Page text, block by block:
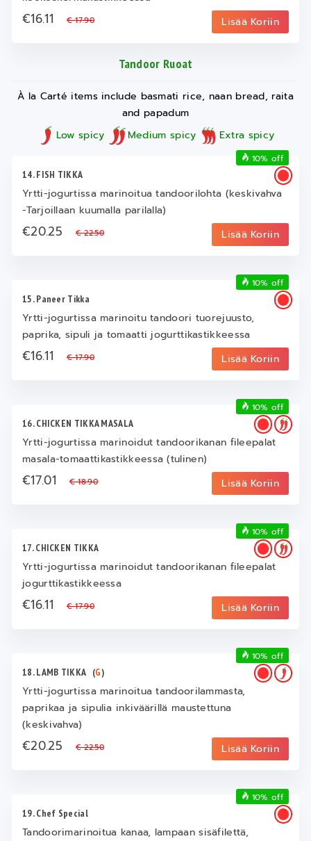
€16.11€ 17.90 Lisää Koriin
Tandoor Ruoat
À la Carté items include basmati rice, naan bread, raita
and papadum
Low spicy
Medium spicy Extra spicy
14. FISH TIKKA
Yrtti-jogurtissa marinoitua tandoorilohta (keskivahva
-Tarjoillaan kuumalla parilalla)
€20.25€ 22.50 Lisää Koriin
10% off
15. Paneer Tikka
Yrtti-jogurtissa marinoitu tandoori tuorejuusto,
paprika, sipuli ja tomaatti jogurttikastikkeessa
€16.11€ 17.90 Lisää Koriin
10% off
16. CHICKEN TIKKA MASALA
Yrtti-jogurtissa marinoidut tandoorikanan fileepalat
masala-tomaattikastikkeessa (tulinen)
€17.01€ 18.90 Lisää Koriin
10% off
17. CHICKEN TIKKA
Yrtti-jogurtissa marinoidut tandoorikanan fileepalat
jogurttikastikkeessa
€16.11€ 17.90 Lisää Koriin
10% off
18. LAMB TIKKA (G)
Yrtti-jogurtissa marinoitua tandoorilammasta,
paprikaa ja sipulia inkiväärillä maustettuna
(keskivahva)
€20.25€ 22.50 Lisää Koriin
10% off
19. Chef Special
Tandoorimarinoitua kanaa, lampaan sisäfilettä,
10% off